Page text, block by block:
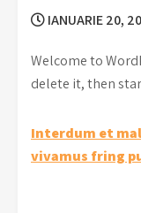
IANUARIE 20,
Welcome to
delete it, then
în
Interdum et
vivamus fring